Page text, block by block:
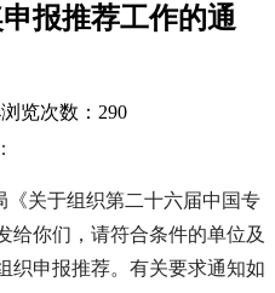
报推荐工作的通
浏览次数：290
关于组织第二十六届中国专
给你们，请符合条件的单位及
织申报推荐。有关要求通知如